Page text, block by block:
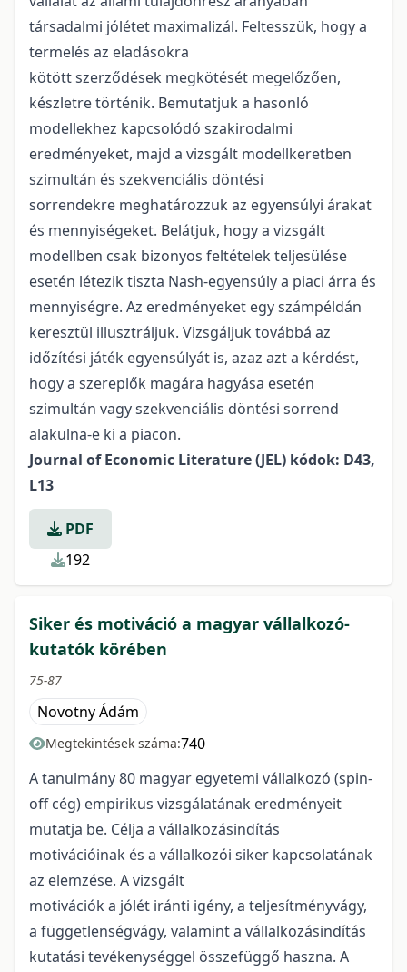
társadalmi jólétet maximalizál. Feltesszük, hogy a
termelés az eladásokra
kötött szerződések megkötését megelőzően,
készletre történik. Bemutatjuk a hasonló
modellekhez kapcsolódó szakirodalmi
eredményeket, majd a vizsgált modellkeretben
szimultán és szekvenciális döntési
sorrendekre meghatározzuk az egyensúlyi árakat
és mennyiségeket. Belátjuk, hogy a vizsgált
modellben csak bizonyos feltételek teljesülése
esetén létezik tiszta Nash-egyensúly a piaci árra és
mennyiségre. Az eredményeket egy számpéldán
keresztül illusztráljuk. Vizsgáljuk továbbá az
időzítési játék egyensúlyát is, azaz azt a kérdést,
hogy a szereplők magára hagyása esetén
szimultán vagy szekvenciális döntési sorrend
alakulna-e ki a piacon.
Journal of Economic Literature (JEL) kódok: D43,
L13
PDF
192
Siker és motiváció a magyar vállalkozó-
kutatók körében
75-87
Novotny Ádám
Megtekintések száma:740
A tanulmány 80 magyar egyetemi vállalkozó (spin-
off cég) empirikus vizsgálatának eredményeit
mutatja be. Célja a vállalkozásindítás
motivációinak és a vállalkozói siker kapcsolatának
az elemzése. A vizsgált
motivációk a jólét iránti igény, a teljesítményvágy,
a függetlenségvágy, valamint a vállalkozásindítás
kutatási tevékenységgel összefüggő haszna. A